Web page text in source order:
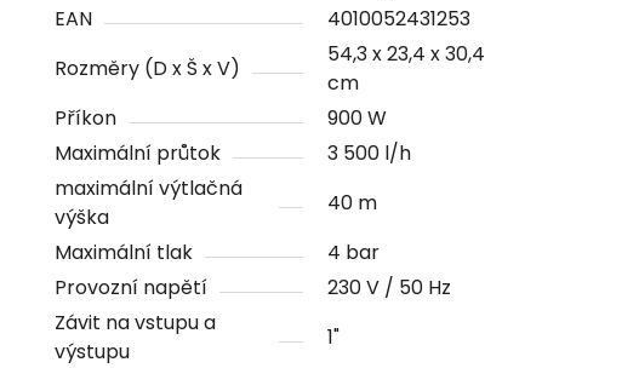
EAN
4010052431253
Rozměry (D x Š x V)
54,3 x 23,4 x 30,4
cm
Příkon
900 W
Maximální průtok
3 500 l/h
maximální výtlačná
výška
40 m
Maximální tlak
4 bar
Provozní napětí
230 V / 50 Hz
Závit na vstupu a
výstupu
1"